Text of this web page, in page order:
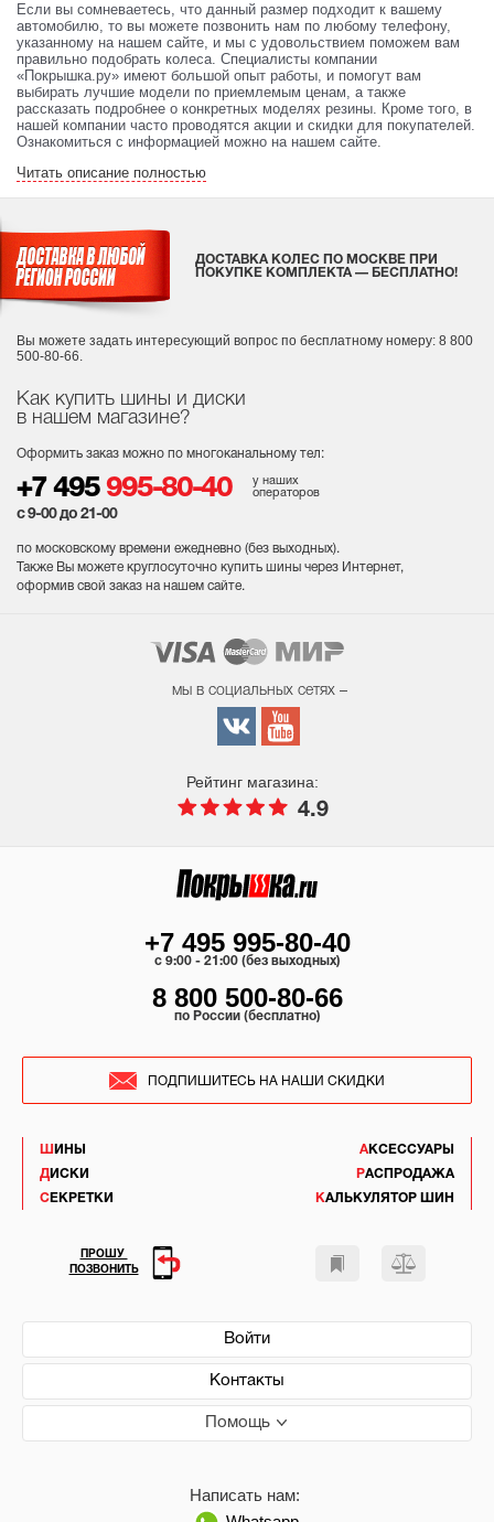
Если вы сомневаетесь, что данный размер подходит к вашему
автомобилю, то вы можете позвонить нам по любому телефону,
указанному на нашем сайте, и мы с удовольствием поможем вам
правильно подобрать колеса. Специалисты компании
«Покрышка.ру» имеют большой опыт работы, и помогут вам
выбирать лучшие модели по приемлемым ценам, а также
рассказать подробнее о конкретных моделях резины. Кроме того, в
нашей компании часто проводятся акции и скидки для покупателей.
Ознакомиться с информацией можно на нашем сайте.
Читать описание полностью
Как купить шины и диски
в нашем магазине?
Оформить заказ можно по многоканальному тел:
+7 495 995-80-40
у наших
операторов
с 9-00 до 21-00
по московскому времени ежедневно (без выходных).
Также Вы можете круглосуточно купить шины через Интернет,
оформив свой заказ на нашем сайте.
ДОСТАВКА КОЛЕС ПО МОСКВЕ ПРИ
ПОКУПКЕ КОМПЛЕКТА — БЕСПЛАТНО!
Вы можете задать интересующий вопрос по бесплатному номеру: 8 800
500-80-66.
мы в социальных сетях –
Рейтинг магазина:
4.9
ШИНЫ
ДИСКИ
СЕКРЕТКИ
АКСЕССУАРЫ
РАСПРОДАЖА
КАЛЬКУЛЯТОР ШИН
Войти
Контакты
Помощь
Написать нам:
+7 495 995-80-40
c 9:00 - 21:00 (без выходных)
8 800 500-80-66
по России (бесплатно)
ПОДПИШИТЕСЬ НА НАШИ СКИДКИ
ПРОШУ
ПОЗВОНИТЬ